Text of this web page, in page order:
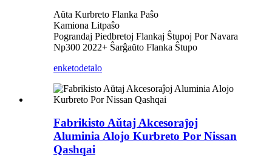
Aŭta Kurbreto Flanka Paŝo
Kamiona Litpaŝo
Pograndaj Piedbretoj Flankaj Ŝtupoj Por Navara
Np300 2022+ Ŝarĝaŭto Flanka Ŝtupo
enketodetalo
Fabrikisto Aŭtaj ​​Akcesoraĵoj
Aluminia Alojo Kurbreto Por Nissan
Qashqai